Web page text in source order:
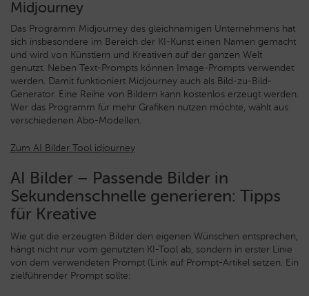
Midjourney
Das Programm Midjourney des gleichnamigen Unternehmens hat
sich insbesondere im Bereich der KI-Kunst einen Namen gemacht
und wird von Künstlern und Kreativen auf der ganzen Welt
genutzt. Neben Text-Prompts können Image-Prompts verwendet
werden. Damit funktioniert Midjourney auch als Bild-zu-Bild-
Generator. Eine Reihe von Bildern kann kostenlos erzeugt werden.
Wer das Programm für mehr Grafiken nutzen möchte, wählt aus
verschiedenen Abo-Modellen.
Zum AI Bilder Tool idjourney
AI Bilder – Passende Bilder in
Sekundenschnelle generieren: Tipps
für Kreative
Wie gut die erzeugten Bilder den eigenen Wünschen entsprechen,
hängt nicht nur vom genutzten KI-Tool ab, sondern in erster Linie
von dem verwendeten Prompt (Link auf Prompt-Artikel setzen. Ein
zielführender Prompt sollte: